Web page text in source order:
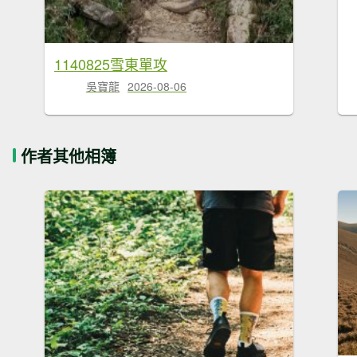
1140825雪東單攻
吳寶龍 2026-08-06
作者其他相簿